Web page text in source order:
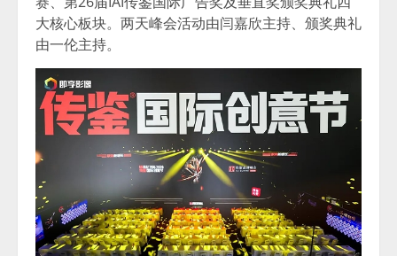
大核心板块。两天峰会活动由闫嘉欣主持、颁奖典礼
由一伦主持。